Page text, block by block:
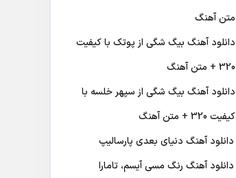
متن آهنگ
دانلود آهنگ بیگ شگی از پوتک با کیفیت
320 + متن آهنگ
دانلود آهنگ بیگ شگی از سپهر خلسه با
کیفیت 320 + متن آهنگ
دانلود آهنگ دنیای بعدی پارسالیپ
دانلود آهنگ رنگ مسی آیسم، تامارا